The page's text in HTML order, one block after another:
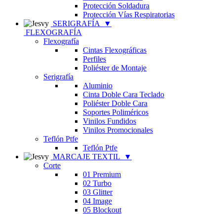
Protección Soldadura
Protección Vías Respiratorias
SERIGRAFÍA
▼
FLEXOGRAFÍA
Flexografía
Cintas Flexográficas
Perfiles
Poliéster de Montaje
Serigrafía
Aluminio
Cinta Doble Cara Teclado
Poliéster Doble Cara
Soportes Poliméricos
Vinilos Fundidos
Vinilos Promocionales
Teflón Ptfe
Teflón Ptfe
MARCAJE TEXTIL
▼
Corte
01 Premium
02 Turbo
03 Glitter
04 Image
05 Blockout